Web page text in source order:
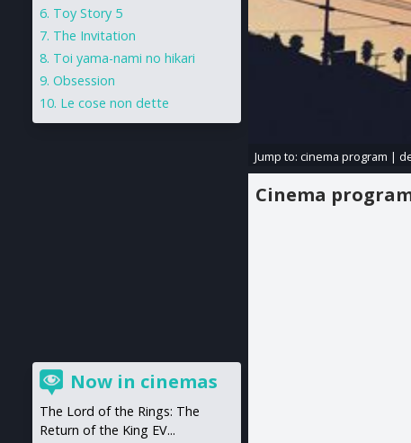
Jump to: cinema program |
Cinema
Toy Story 5
The Invitation
Toi yama-nami no hikari
Obsession
Le cose non dette
Now in cinemas
The Lord of the Rings: The
Return of the King EV...